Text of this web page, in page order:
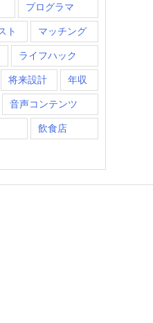
プログラマ
ト マッチング
ライフハック
将来設計 年収
音声コンテンツ
飲食店